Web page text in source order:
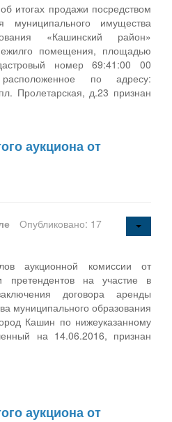
итогах продажи посредством
муниципального имущества
«Кашинский район»
помещения, площадью
номер 69:41:00 00
расположенное по адресу:
Пролетарская, д.23 признан
аукциона от
Опубликовано: 17
аукционной комиссии от
претендентов на участие в
договора аренды
муниципального образования
Кашин по нижеуказанному
на 14.06.2016, признан
аукциона от